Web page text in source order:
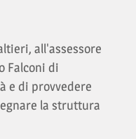
all'assessore
Falconi di
e di provvedere
la struttura